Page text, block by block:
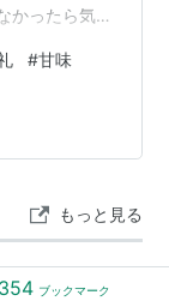
かったら気づ
した↓
グ参加中
#甘味
もっと見る
354 ブックマーク